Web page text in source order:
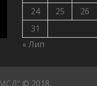
24
25 26
31
« Лип
© 2018